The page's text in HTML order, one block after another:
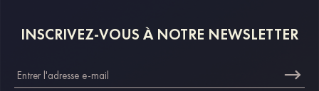
INSCRIVEZ-VOUS À NOTRE NEWSLETTER